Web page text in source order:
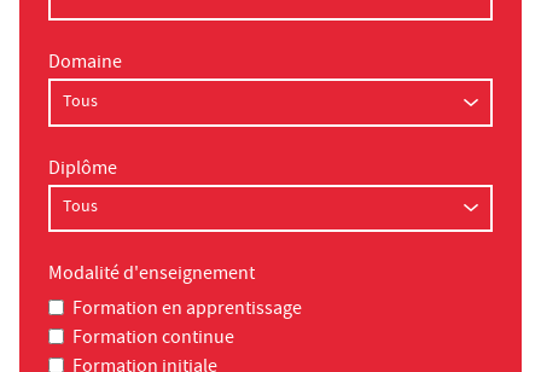
Domaine
Diplôme
Modalité d'enseignement
Formation en apprentissage
Formation continue